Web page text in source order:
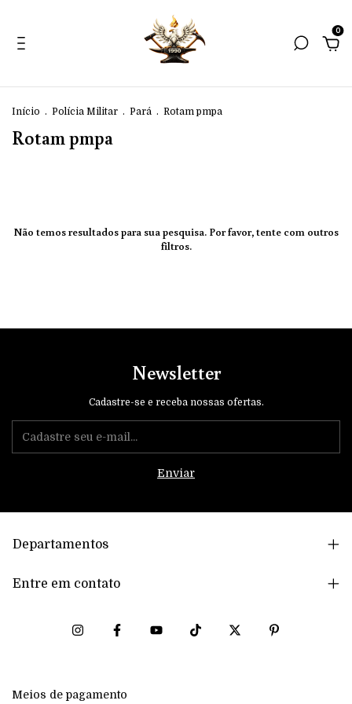
0
Início . Polícia Militar . Pará . Rotam pmpa
Rotam pmpa
Não temos resultados para sua pesquisa. Por favor, tente com outros
filtros.
Newsletter
Cadastre-se e receba nossas ofertas.
Departamentos
Entre em contato
Meios de pagamento